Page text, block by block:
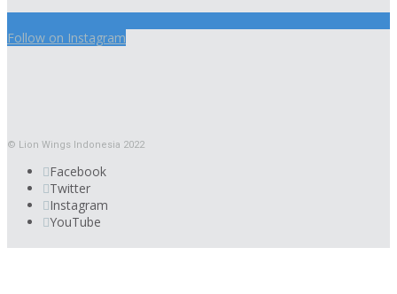
Follow on Instagram
© Lion Wings Indonesia 2022
Facebook
Twitter
Instagram
YouTube